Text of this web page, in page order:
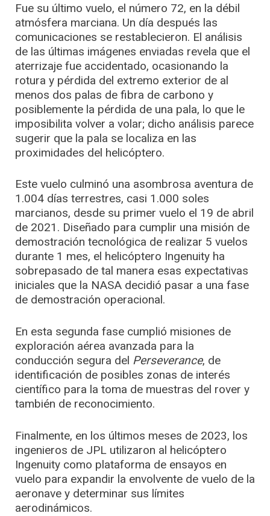
Fue su último vuelo, el número 72, en la débil
atmósfera marciana. Un día después las
comunicaciones se restablecieron. El análisis
de las últimas imágenes enviadas revela que el
aterrizaje fue accidentado, ocasionando la
rotura y pérdida del extremo exterior de al
menos dos palas de fibra de carbono y
posiblemente la pérdida de una pala, lo que le
imposibilita volver a volar; dicho análisis parece
sugerir que la pala se localiza en las
proximidades del helicóptero.
Este vuelo culminó una asombrosa aventura de
1.004 días terrestres, casi 1.000 soles
marcianos, desde su primer vuelo el 19 de abril
de 2021. Diseñado para cumplir una misión de
demostración tecnológica de realizar 5 vuelos
durante 1 mes, el helicóptero Ingenuity ha
sobrepasado de tal manera esas expectativas
iniciales que la NASA decidió pasar a una fase
de demostración operacional.
En esta segunda fase cumplió misiones de
exploración aérea avanzada para la
conducción segura del Perseverance, de
identificación de posibles zonas de interés
científico para la toma de muestras del rover y
también de reconocimiento.
Finalmente, en los últimos meses de 2023, los
ingenieros de JPL utilizaron al helicóptero
Ingenuity como plataforma de ensayos en
vuelo para expandir la envolvente de vuelo de la
aeronave y determinar sus límites
aerodinámicos.